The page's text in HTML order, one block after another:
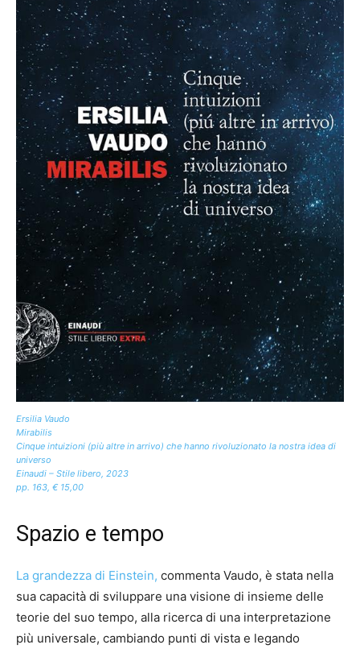
Ersilia Vaudo
Mirabilis
Cinque intuizioni (più altre in arrivo) che hanno rivoluzionato la nostra idea di
universo
Einaudi – Stile libero, 2023
pp. 163, € 15,00
Spazio e tempo
La grandezza di Einstein, commenta Vaudo, è stata nella
sua capacità di sviluppare una visione di insieme delle
teorie del suo tempo, alla ricerca di una interpretazione
più universale, cambiando punti di vista e legando